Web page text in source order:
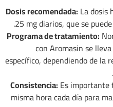
Dosis recomendada: La dosis
25 mg diarios, que se
Programa de tratamiento:
con Aromasin se
específico, dependiendo de la
Consistencia: Es
misma hora cada día para